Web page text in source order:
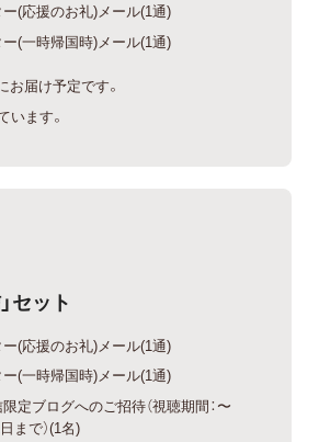
(応援のお礼)メール(1通)
(一時帰国時)メール(1通)
お届け予定です。
います。
セット
(応援のお礼)メール(1通)
(一時帰国時)メール(1通)
定ブログへのご招待（視聴期間：〜
まで）(1名)